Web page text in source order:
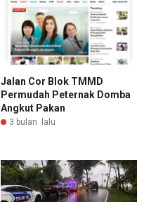
Jalan Cor Blok TMMD
Permudah Peternak Domba
Angkut Pakan
3 bulan lalu